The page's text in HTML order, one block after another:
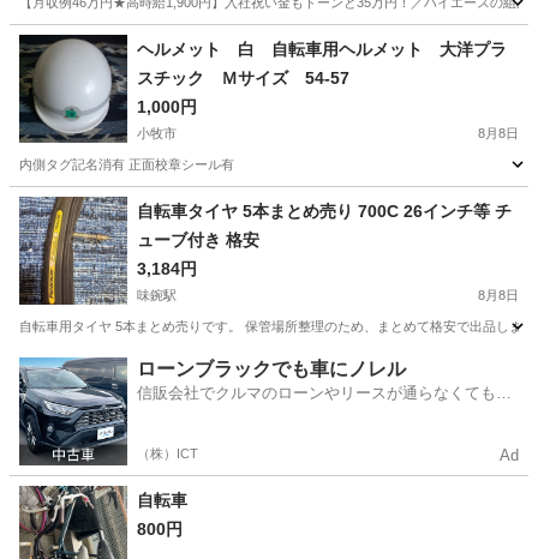
岐阜 各務原市 その他
ヘルメット 白 自転車用ヘルメット 大洋プラ
スチック Ｍサイズ 54-57
1,000円
小牧市 8月8日
内側タグ記名消有 正面校章シール有
愛知 小牧市 その他 三重 桑名市 その他 ヘルメット
自転車タイヤ 5本まとめ売り 700C 26インチ等 チ
ューブ付き 格安
3,184円
味鋺駅 8月8日
自転車用タイヤ 5本まとめ売りです。 保管場所整理のため、まとめて格安で出品しま
愛知 名古屋市 味鋺駅 その他
ローンブラックでも車にノレル
信販会社でクルマのローンやリースが通らなくてもク
（株）ICT Ad
自転車
800円